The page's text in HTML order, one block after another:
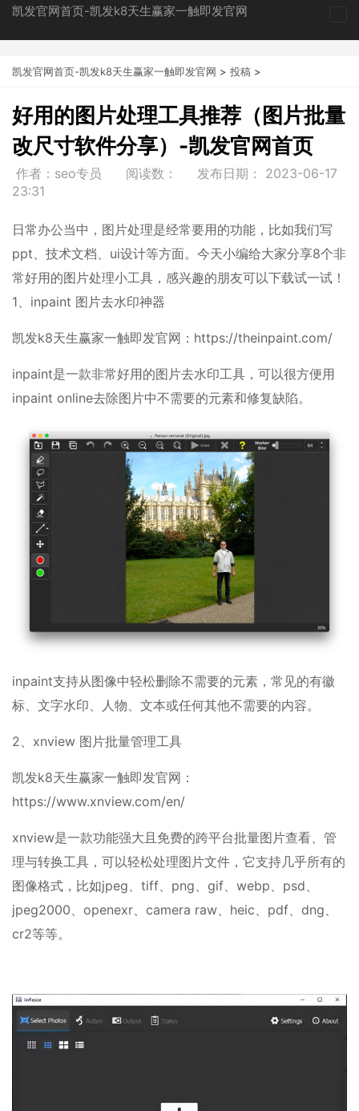
凯发官网首页-凯发k8天生赢家一触即发官网
凯发官网首页-凯发k8天生赢家一触即发官网 > 投稿 >
好用的图片处理工具推荐（图片批量
改尺寸软件分享）-凯发官网首页
作者：seo专员 阅读数： 发布日期： 2023-06-17
23:31
日常办公当中，图片处理是经常要用的功能，比如我们写
ppt、技术文档、ui设计等方面。今天小编给大家分享8个非
常好用的图片处理小工具，感兴趣的朋友可以下载试一试！
1、inpaint 图片去水印神器
凯发k8天生赢家一触即发官网：https://theinpaint.com/
inpaint是一款非常好用的图片去水印工具，可以很方便用
inpaint online去除图片中不需要的元素和修复缺陷。
inpaint支持从图像中轻松删除不需要的元素，常见的有徽
标、文字水印、人物、文本或任何其他不需要的内容。
2、xnview 图片批量管理工具
凯发k8天生赢家一触即发官网：
https://www.xnview.com/en/
xnview是一款功能强大且免费的跨平台批量图片查看、管
理与转换工具，可以轻松处理图片文件，它支持几乎所有的
图像格式，比如jpeg、tiff、png、gif、webp、psd、
jpeg2000、openexr、camera raw、heic、pdf、dng、
cr2等等。